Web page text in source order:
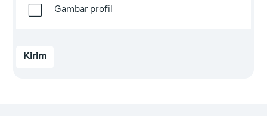
Gambar profil
Kirim